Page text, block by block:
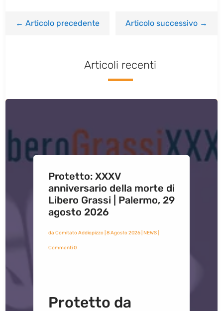
←Articolo precedente Articolo successivo→
Articoli recenti
Protetto: XXXV
anniversario della morte di
Libero Grassi | Palermo, 29
agosto 2026
da Comitato Addiopizzo| 8 Agosto 2026| NEWS|
Commenti 0
Protetto da